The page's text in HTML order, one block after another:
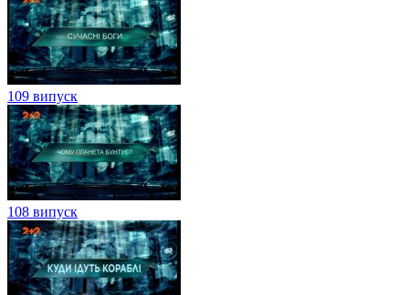
109 випуск
108 випуск